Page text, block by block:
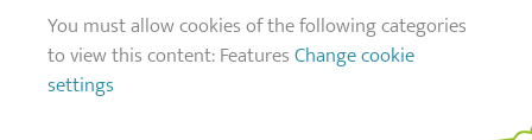
You must allow cookies of the following categories
to view this content: FeaturesChange cookie
settings